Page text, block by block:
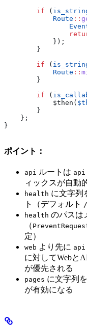
        if
(
            Route
::
            });
        }
        if
(
            Route
::
        }
        if
(
            $then
(
        }
    };
}
ポイント：
api ルートは api
ィックスが自動
health に文字列
ト（デフォルト
health のパスは
（
定）
web より先に api
に対してWebと
が優先される
pages に文字列
が有効になる